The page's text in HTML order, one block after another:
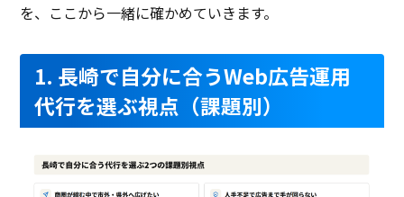
を、ここから一緒に確かめていきます。
1. 長崎で自分に合うWeb広告運用
代行を選ぶ視点（課題別）